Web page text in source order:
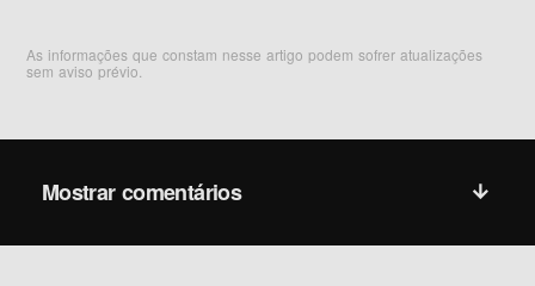
As informações que constam nesse artigo podem sofrer atualizações
sem aviso prévio.
Mostrar comentários